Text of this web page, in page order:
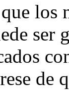
los
ser
de